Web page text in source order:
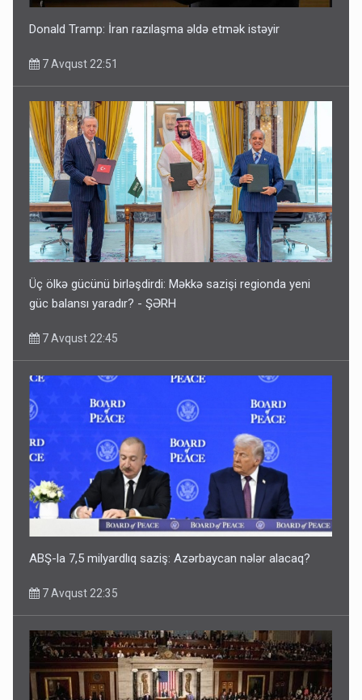
Donald Tramp: İran razılaşma əldə etmək istəyir
7 Avqust 22:51
Üç ölkə gücünü birləşdirdi: Məkkə sazişi regionda yeni
güc balansı yaradır? - ŞƏRH
7 Avqust 22:45
ABŞ-la 7,5 milyardlıq saziş: Azərbaycan nələr alacaq?
7 Avqust 22:35